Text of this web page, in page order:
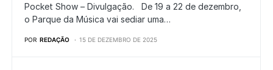
Pocket Show – Divulgação. De 19 a 22 de dezembro,
o Parque da Música vai sediar uma…
POR REDAÇÃO 15 DE DEZEMBRO DE 2025